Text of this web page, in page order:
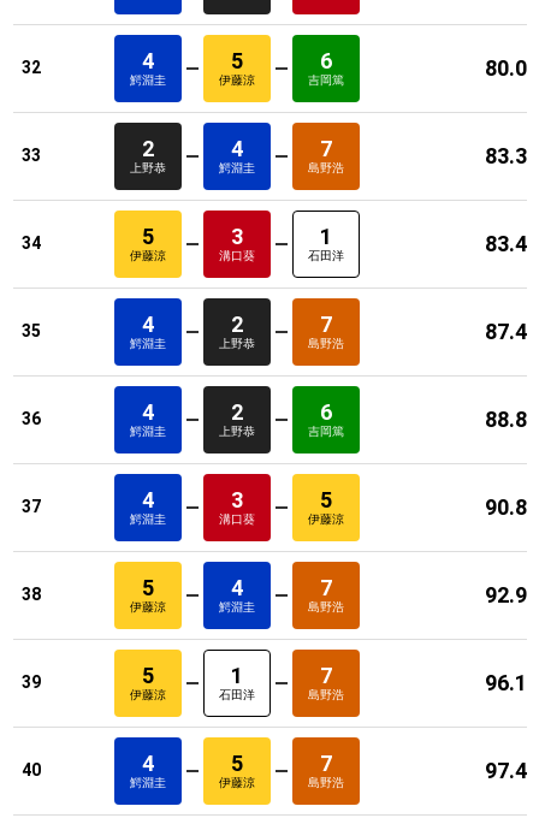
32 4
鰐淵圭
5
伊藤涼
6
吉岡篤 80.0
33 2
上野恭
4
鰐淵圭
7
島野浩 83.3
34 5
伊藤涼
3
溝口葵
1
石田洋 83.4
35 4
鰐淵圭
2
上野恭
7
島野浩 87.4
36 4
鰐淵圭
2
上野恭
6
吉岡篤 88.8
37 4
鰐淵圭
3
溝口葵
5
伊藤涼 90.8
38 5
伊藤涼
4
鰐淵圭
7
島野浩 92.9
39 5
伊藤涼
1
石田洋
7
島野浩 96.1
40 4
鰐淵圭
5
伊藤涼
7
島野浩 97.4